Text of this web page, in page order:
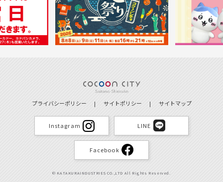
プライバシーポリシー サイトポリシー サイトマップ
Instagram LINE
Facebook
© KATAKURAINDUSTRIES CO.,LTD All Rights Reserved.